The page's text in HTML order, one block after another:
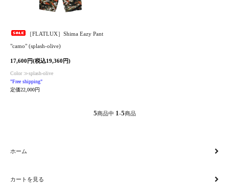
［FLATLUX］Shima Eazy Pant
"camo" (splash-olive)
17,600円(税込19,360円)
Color ≫splash-olive
"Free shipping"
定価22,000円
5商品中 1-5商品
ホーム
カートを見る